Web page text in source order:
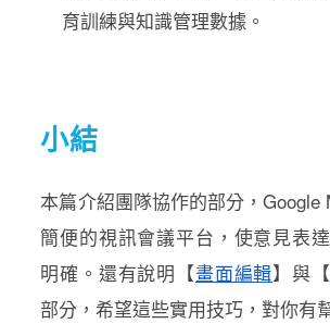
育訓練與知識管理數據。
小結
本篇介紹團隊協作的部分，Google
簡便的視訊會議平台 ，使意見表
明確 。還有說明【畫面編輯】與【
部分，希望這些實用技巧，對你有